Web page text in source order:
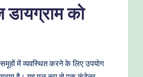
को
में व्यवस्थित करने के लिए उपयोग